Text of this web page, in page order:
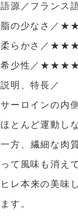
語源／フランス
脂の少なさ／
柔らかさ／
希少性／
説明、特長／
サーロインの内
ほとんど運動し
一方、繊細な肉
って風味も消え
ヒレ本来の美味
ます。